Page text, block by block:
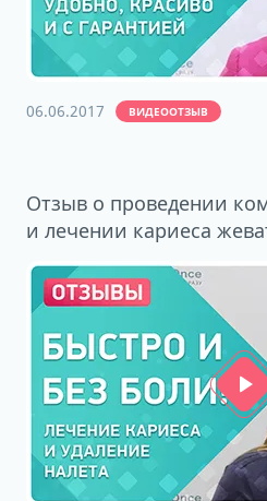
06.06.2017 ВИДЕООТЗЫВ
Отзыв о проведении
и лечении кариеса